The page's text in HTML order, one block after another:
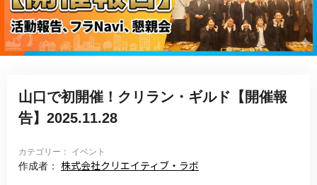
山口で初開催！クリラン・ギルド【開催報
告】2025.11.28
カテゴリー： イベント
作成者： 株式会社クリエイティブ・ラボ